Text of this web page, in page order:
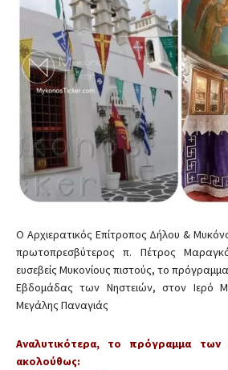
Ο Αρχιερατικός Επίτροπος Δήλου &
πρωτοπρεσβύτερος π. Πέτρος
ευσεβείς Μυκονίους πιστούς, το
Εβδομάδας των Νηστειών, στον Ιερό
Μεγάλης Παναγιάς
Αναλυτικότερα, το πρόγραμμα των
ακολούθως: